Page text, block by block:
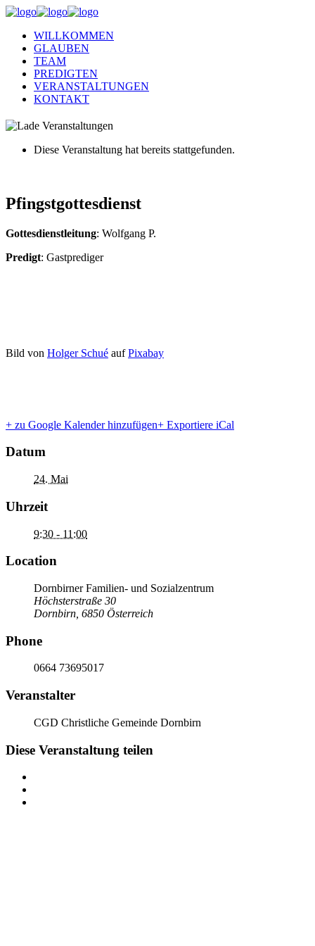
WILLKOMMEN
GLAUBEN
TEAM
PREDIGTEN
VERANSTALTUNGEN
KONTAKT
Diese Veranstaltung hat bereits stattgefunden.
Pfingstgottesdienst
Gottesdienstleitung: Wolfgang P.
Predigt: Gastprediger
Bild von Holger Schué aufPixabay
+ zu Google Kalender hinzufügen+ Exportiere iCal
Datum
24. Mai
Uhrzeit
9:30 - 11:00
Location
Dornbirner Familien- und Sozialzentrum
Höchsterstraße 30
Dornbirn 6850 Österreich
Phone
0664 73695017
Veranstalter
CGD Christliche Gemeinde Dornbirn
Diese Veranstaltung teilen